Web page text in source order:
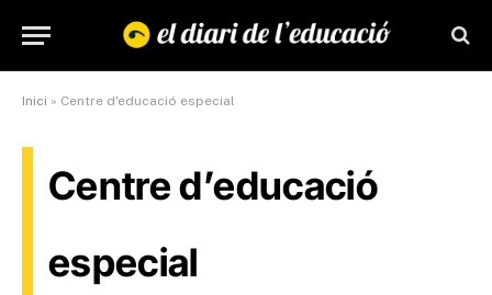
Inici » Centre d'educació especial
Centre d’educació
especial